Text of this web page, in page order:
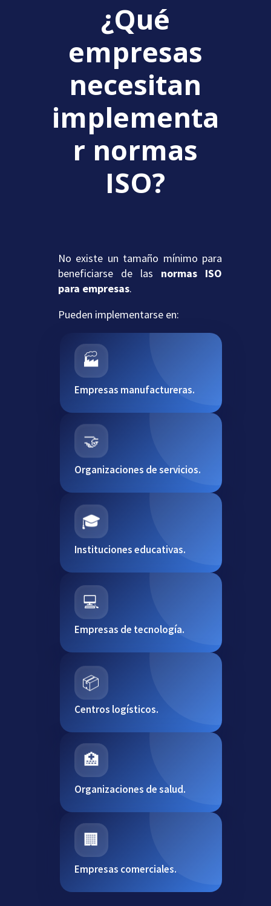
¿Qué
empresas
necesitan
implementa
r normas
ISO?
No existe un tamaño mínimo para
beneficiarse de las normas ISO
para empresas.
Pueden implementarse en:
🏭
Empresas manufactureras.
🤝
Organizaciones de servicios.
🎓
Instituciones educativas.
💻
Empresas de tecnología.
📦
Centros logísticos.
🏥
Organizaciones de salud.
🏢
Empresas comerciales.